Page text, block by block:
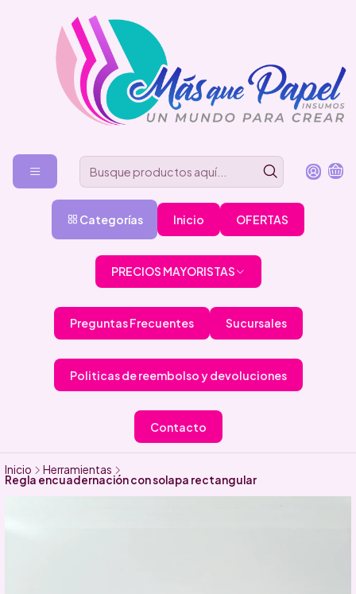
Categorías Inicio OFERTAS
PRECIOS MAYORISTAS
Preguntas Frecuentes Sucursales
Politicas de reembolso y devoluciones
Contacto
Inicio Herramientas
Regla encuadernación con solapa rectangular